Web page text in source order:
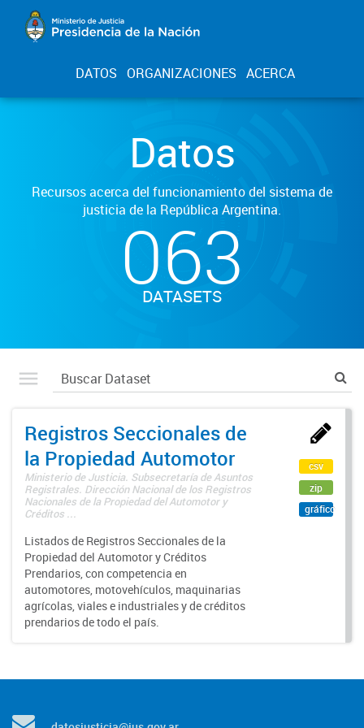
DATOS ORGANIZACIONES ACERCA
Datos
Recursos acerca del funcionamiento del sistema de
justicia de la República Argentina.
063
DATASETS
Registros Seccionales de
la Propiedad Automotor
Ministerio de Justicia. Subsecretaría de Asuntos
Registrales. Dirección Nacional de los Registros
Nacionales de la Propiedad del Automotor y
Créditos ...
Listados de Registros Seccionales de la
Propiedad del Automotor y Créditos
Prendarios, con competencia en
automotores, motovehículos, maquinarias
agrícolas, viales e industriales y de créditos
prendarios de todo el país.
csv
zip
gráfico